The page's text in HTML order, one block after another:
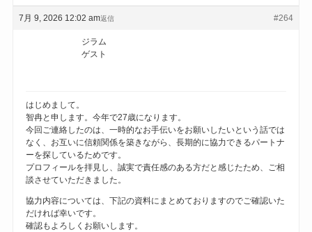
7月 9, 2026 12:02 am #264
返信
ジラム
ゲスト
はじめまして。
智冉と申します。今年で27歳になります。
今回ご連絡したのは、一時的なお手伝いをお願いしたいという話では
なく、お互いに信頼関係を築きながら、長期的に協力できるパートナ
ーを探しているためです。
プロフィールを拝見し、誠実で責任感のある方だと感じたため、ご相
談させていただきました。
協力内容については、下記の資料にまとめておりますのでご確認いた
だければ幸いです。
確認もよろしくお願いします。